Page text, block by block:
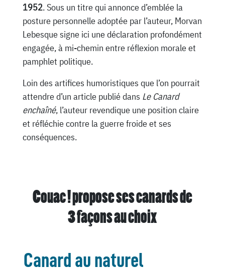
1952. Sous un titre qui annonce d’emblée la
posture personnelle adoptée par l’auteur, Morvan
Lebesque signe ici une déclaration profondément
engagée, à mi-chemin entre réflexion morale et
pamphlet politique.
Loin des artifices humoristiques que l’on pourrait
attendre d’un article publié dans Le Canard
enchaîné, l’auteur revendique une position claire
et réfléchie contre la guerre froide et ses
conséquences.
Couac ! propose ses canards de
3 façons au choix
Canard au naturel